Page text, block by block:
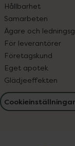
Hållbarhet
Samarbeten
Ägare och
För leverantörer
Företagskund
Eget apotek
Glädjeeffekten
Cookieinställningar